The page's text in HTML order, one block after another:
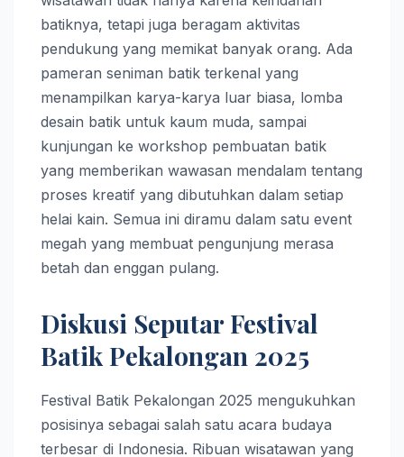
batiknya, tetapi juga beragam aktivitas
pendukung yang memikat banyak orang. Ada
pameran seniman batik terkenal yang
menampilkan karya-karya luar biasa, lomba
desain batik untuk kaum muda, sampai
kunjungan ke workshop pembuatan batik
yang memberikan wawasan mendalam tentang
proses kreatif yang dibutuhkan dalam setiap
helai kain. Semua ini diramu dalam satu event
megah yang membuat pengunjung merasa
betah dan enggan pulang.
Diskusi Seputar Festival
Batik Pekalongan 2025
Festival Batik Pekalongan 2025 mengukuhkan
posisinya sebagai salah satu acara budaya
terbesar di Indonesia. Ribuan wisatawan yang